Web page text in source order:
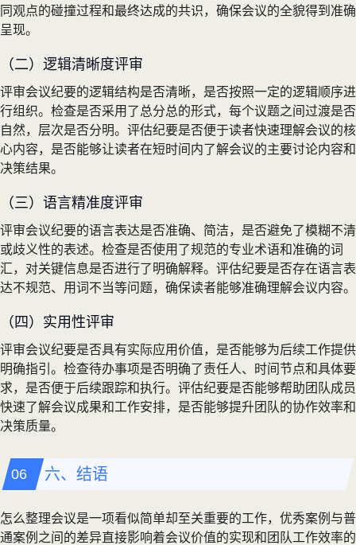
同观点的碰撞过程和最终达成的共识，确保会议的全貌得到准确
呈现。
（二）逻辑清晰度评审
评审会议纪要的逻辑结构是否清晰，是否按照一定的逻辑顺序进
行组织。检查是否采用了总分总的形式，每个议题之间过渡是否
自然，层次是否分明。评估纪要是否便于读者快速理解会议的核
心内容，是否能够让读者在短时间内了解会议的主要讨论内容和
决策结果。
（三）语言精准度评审
评审会议纪要的语言表达是否准确、简洁，是否避免了模糊不清
或歧义性的表述。检查是否使用了规范的专业术语和准确的词
汇，对关键信息是否进行了明确解释。评估纪要是否存在语言表
达不规范、用词不当等问题，确保读者能够准确理解会议内容。
（四）实用性评审
评审会议纪要是否具有实际应用价值，是否能够为后续工作提供
明确指引。检查待办事项是否明确了责任人、时间节点和具体要
求，是否便于后续跟踪和执行。评估纪要是否能够帮助团队成员
快速了解会议成果和工作安排，是否能够提升团队的协作效率和
决策质量。
六、结语
怎么整理会议是一项看似简单却至关重要的工作，优秀案例与普
通案例之间的差异直接影响着会议价值的实现和团队工作效率的